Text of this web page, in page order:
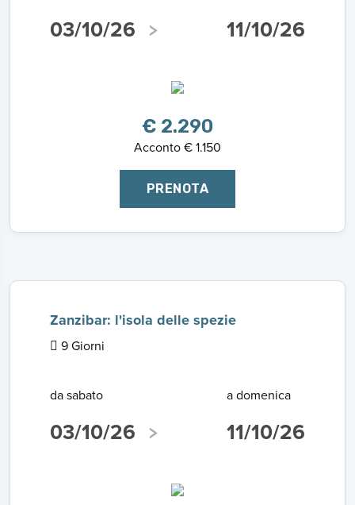
03/10/26 11/10/26
€ 2.290
Acconto € 1.150
PRENOTA
Zanzibar: l'isola delle spezie
9 Giorni
da sabato
03/10/26
a domenica
11/10/26